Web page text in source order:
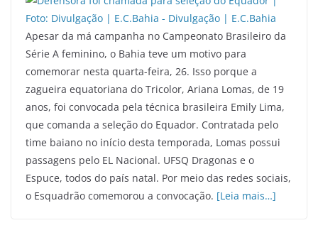
Apesar da má campanha no Campeonato Brasileiro da
Série A feminino, o Bahia teve um motivo para
comemorar nesta quarta-feira, 26. Isso porque a
zagueira equatoriana do Tricolor, Ariana Lomas, de 19
anos, foi convocada pela técnica brasileira Emily Lima,
que comanda a seleção do Equador. Contratada pelo
time baiano no início desta temporada, Lomas possui
passagens pelo EL Nacional. UFSQ Dragonas e o
Espuce, todos do país natal. Por meio das redes sociais,
o Esquadrão comemorou a convocação. [Leia mais…]